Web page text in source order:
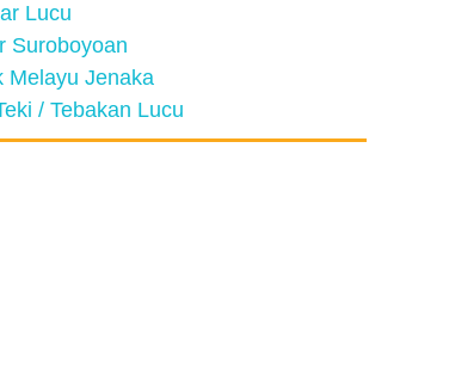
Lucu
Suroboyoan
Melayu Jenaka
/ Tebakan Lucu